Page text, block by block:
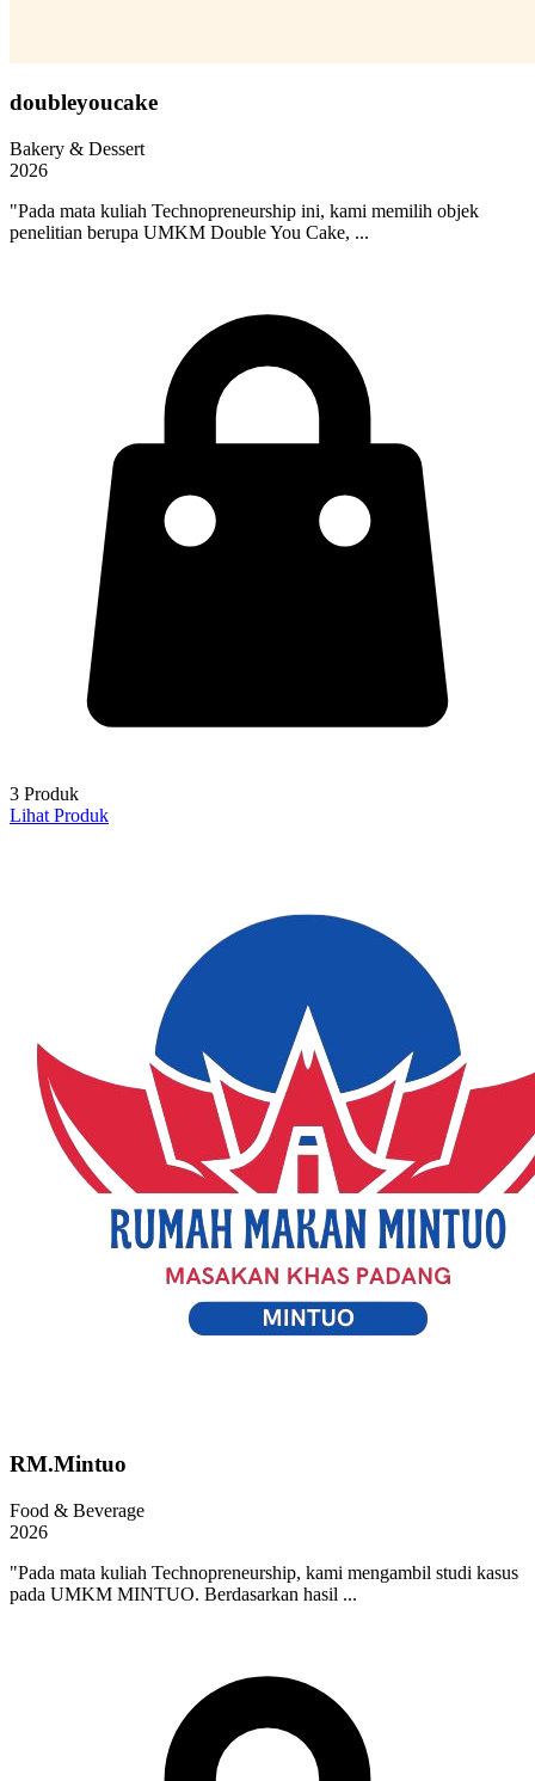
doubleyoucake
Bakery & Dessert
2026
"Pada mata kuliah Technopreneurship ini, kami memilih objek
penelitian berupa UMKM Double You Cake, ...
3 Produk
Lihat Produk
RM.Mintuo
Food & Beverage
2026
"Pada mata kuliah Technopreneurship, kami mengambil studi kasus
pada UMKM MINTUO. Berdasarkan hasil ...